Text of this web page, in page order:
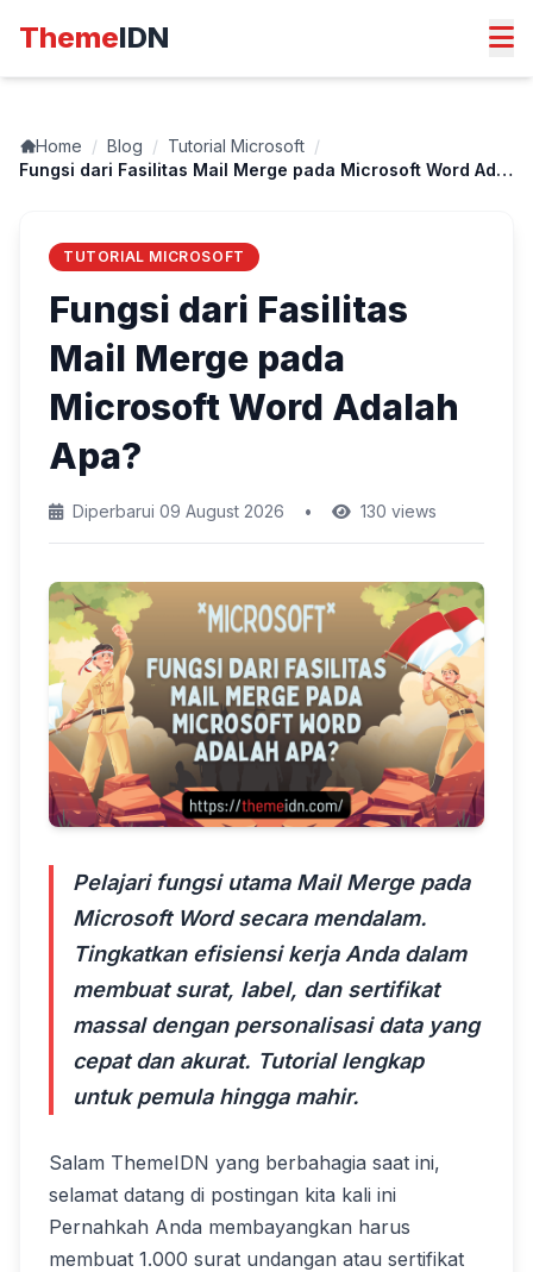
ThemeIDN
Home / Blog / Tutorial Microsoft /
Fungsi dari Fasilitas Mail Merge pada Microsoft Word Adalah Apa?
TUTORIAL MICROSOFT
Fungsi dari Fasilitas
Mail Merge pada
Microsoft Word Adalah
Apa?
Diperbarui 09 August 2026 • 130 views
Pelajari fungsi utama Mail Merge pada
Microsoft Word secara mendalam.
Tingkatkan efisiensi kerja Anda dalam
membuat surat, label, dan sertifikat
massal dengan personalisasi data yang
cepat dan akurat. Tutorial lengkap
untuk pemula hingga mahir.
Salam ThemeIDN yang berbahagia saat ini,
selamat datang di postingan kita kali ini
Pernahkah Anda membayangkan harus
membuat 1.000 surat undangan atau sertifikat